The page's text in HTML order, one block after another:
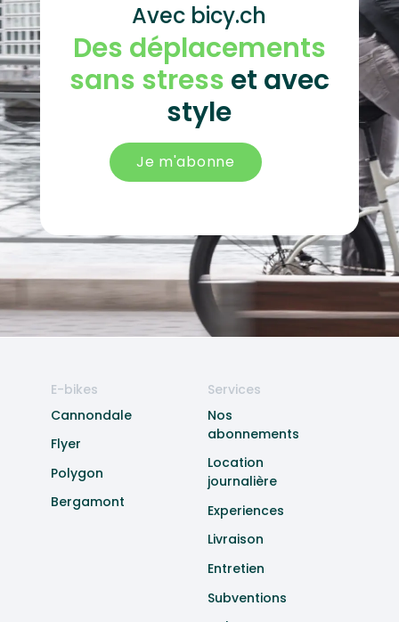
Avec bicy.ch
Des déplacements
sans stress et avec
style
Je m'abonne
E-bikes
Cannondale
Flyer
Polygon
Bergamont
Services
Nos
abonnements
Location
journalière
Experiences
Livraison
Entretien
Subventions